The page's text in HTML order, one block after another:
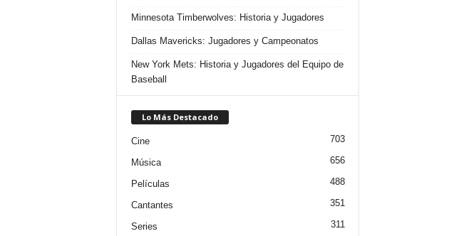
Minnesota Timberwolves: Historia y Jugadores
Dallas Mavericks: Jugadores y Campeonatos
New York Mets: Historia y Jugadores del Equipo de
Baseball
Lo Más Destacado
Cine 703
Música 656
Películas 488
Cantantes 351
Series 311